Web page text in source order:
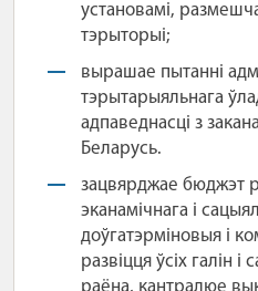
установамі,
тэрыторыі;
вырашае пытанні
тэрытарыяльнага
адпаведнасці з
Беларусь.
зацвярджае бюджэт
эканамічнага і
доўгатэрміновыя і
развіцця ўсіх галін
раёна, кантралюе